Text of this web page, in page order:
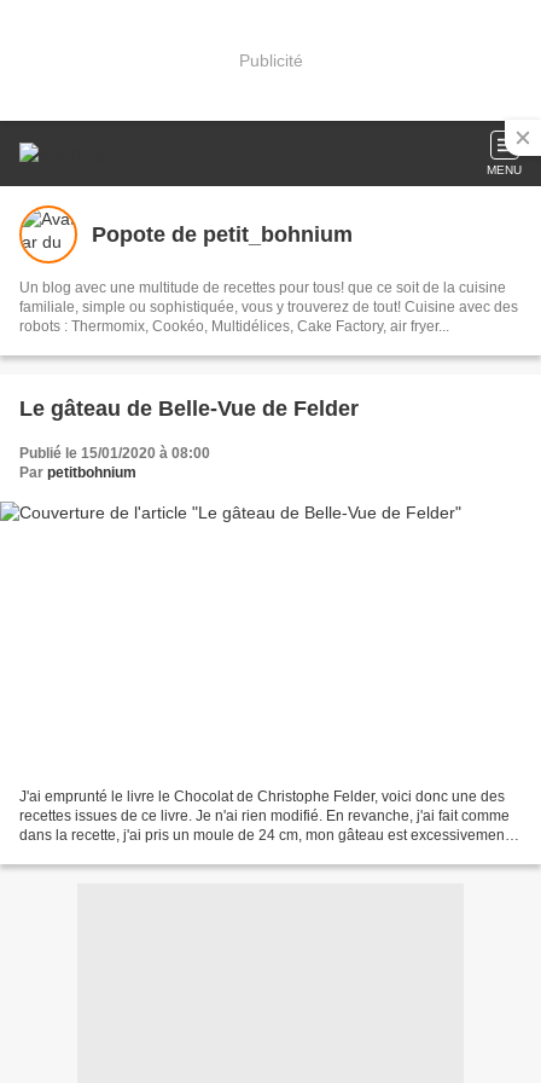
Publicité
MENU
Popote de petit_bohnium
Un blog avec une multitude de recettes pour tous! que ce soit de la cuisine
familiale, simple ou sophistiquée, vous y trouverez de tout! Cuisine avec des
robots : Thermomix, Cookéo, Multidélices, Cake Factory, air fryer...
Le gâteau de Belle-Vue de Felder
Publié le 15/01/2020 à 08:00
Par petitbohnium
J'ai emprunté le livre le Chocolat de Christophe Felder, voici donc une des
recettes issues de ce livre. Je n'ai rien modifié. En revanche, j'ai fait comme
dans la recette, j'ai pris un moule de 24 cm, mon gâteau est excessivement